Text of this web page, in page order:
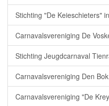
Stichting "De Keieschieters"
Carnavalsvereniging De
Stichting Jeugdcarnaval
Carnavalsvereniging Den
Carnavalsvereniging "De